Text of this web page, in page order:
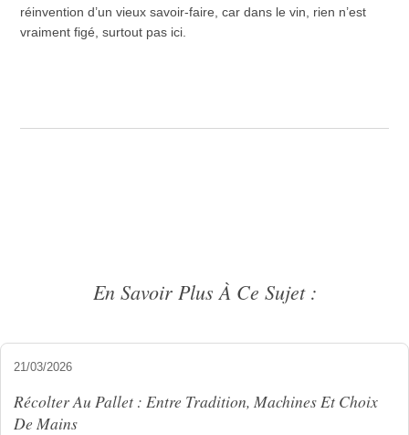
réinvention d’un vieux savoir-faire, car dans le vin, rien n’est
vraiment figé, surtout pas ici.
En Savoir Plus À Ce Sujet :
21/03/2026
Récolter Au Pallet : Entre Tradition, Machines Et Choix
De Mains